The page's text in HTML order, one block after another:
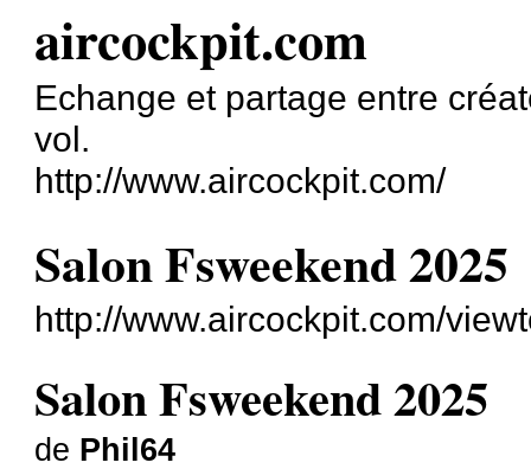
aircockpit.com
Echange et partage entre
vol.
http://www.aircockpit.com/
Salon Fsweekend 2025
http://www.aircockpit.com/
Salon Fsweekend 2025
de Phil64